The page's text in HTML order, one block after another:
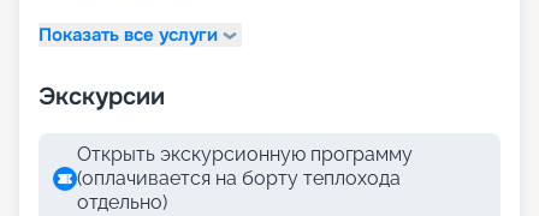
Показать все услуги
Экскурсии
Открыть экскурсионную программу
(оплачивается на борту теплохода
отдельно)